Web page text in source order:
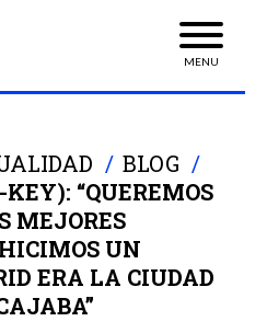
MENU
BLOG
“QUEREMOS
MEJORES
UN
ERA LA CIUDAD